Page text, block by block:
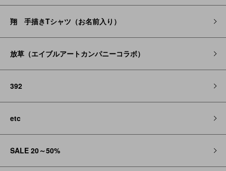
翔 手描きTシャツ（お名前入り）
放草（エイブルアートカンパニーコラボ）
392
etc
SALE 20～50%